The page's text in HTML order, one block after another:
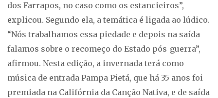
dos Farrapos, no caso como os estancieiros”,
explicou. Segundo ela, a temática é ligada ao lúdico.
“Nós trabalhamos essa piedade e depois na saída
falamos sobre o recomeço do Estado pós-guerra”,
afirmou. Nesta edição, a invernada terá como
música de entrada Pampa Pietá, que há 35 anos foi
premiada na Califórnia da Canção Nativa, e de saída